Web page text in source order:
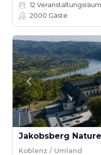
12
2000 Gäste
Jakobsberg
Koblenz / Umland